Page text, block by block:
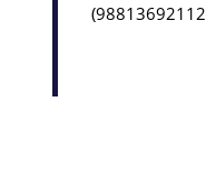
98813692112